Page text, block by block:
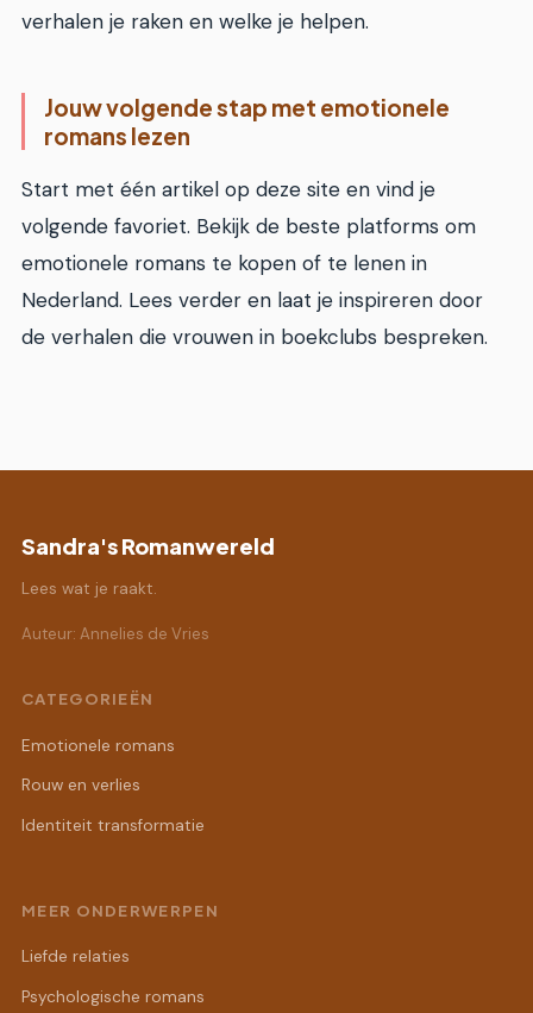
verhalen je raken en welke je helpen.
Jouw volgende stap met emotionele
romans lezen
Start met één artikel op deze site en vind je
volgende favoriet. Bekijk de beste platforms om
emotionele romans te kopen of te lenen in
Nederland. Lees verder en laat je inspireren door
de verhalen die vrouwen in boekclubs bespreken.
Sandra's Romanwereld
Lees wat je raakt.
Auteur: Annelies de Vries
CATEGORIEËN
Emotionele romans
Rouw en verlies
Identiteit transformatie
MEER ONDERWERPEN
Liefde relaties
Psychologische romans